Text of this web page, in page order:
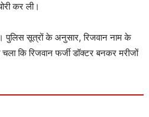
कर ली।
पुलिस सूत्रों के अनुसार, रिजवान नाम के
कि रिजवान फर्जी डॉक्टर बनकर मरीजों